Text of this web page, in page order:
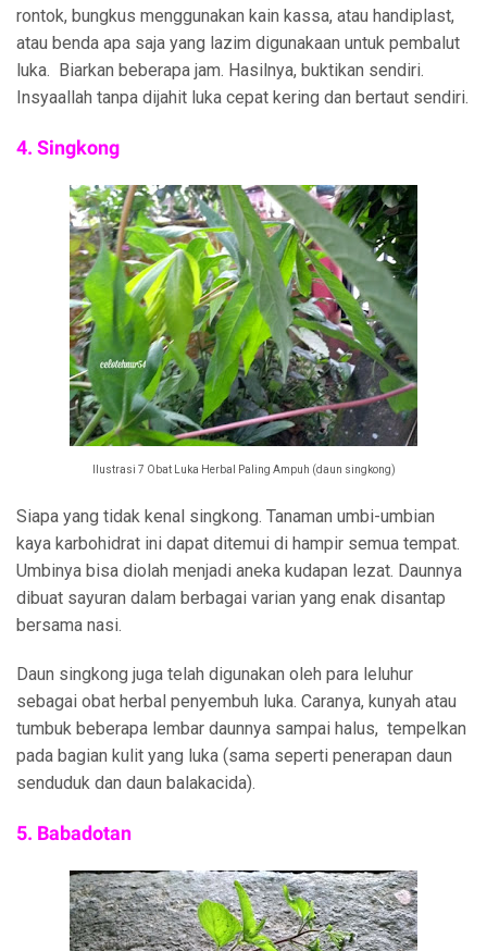
rontok, bungkus menggunakan kain kassa, atau handiplast,
atau benda apa saja yang lazim digunakaan untuk pembalut
luka. Biarkan beberapa jam. Hasilnya, buktikan sendiri.
Insyaallah tanpa dijahit luka cepat kering dan bertaut sendiri.
4. Singkong
Ilustrasi 7 Obat Luka Herbal Paling Ampuh (daun singkong)
Siapa yang tidak kenal singkong. Tanaman umbi-umbian
kaya karbohidrat ini dapat ditemui di hampir semua tempat.
Umbinya bisa diolah menjadi aneka kudapan lezat. Daunnya
dibuat sayuran dalam berbagai varian yang enak disantap
bersama nasi.
Daun singkong juga telah digunakan oleh para leluhur
sebagai obat herbal penyembuh luka. Caranya, kunyah atau
tumbuk beberapa lembar daunnya sampai halus, tempelkan
pada bagian kulit yang luka (sama seperti penerapan daun
senduduk dan daun balakacida).
5. Babadotan